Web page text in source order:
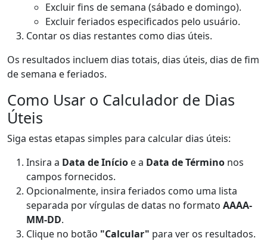
Excluir fins de semana (sábado e domingo).
Excluir feriados especificados pelo usuário.
Contar os dias restantes como dias úteis.
Os resultados incluem dias totais, dias úteis, dias de fim
de semana e feriados.
Como Usar o Calculador de Dias
Úteis
Siga estas etapas simples para calcular dias úteis:
Insira a Data de Início e a Data de Término nos
campos fornecidos.
Opcionalmente, insira feriados como uma lista
separada por vírgulas de datas no formato AAAA-
MM-DD.
Clique no botão "Calcular" para ver os resultados.